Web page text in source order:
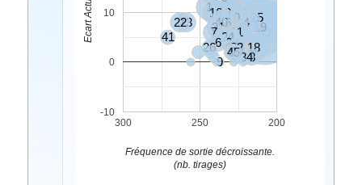
39
19
25
47
14
17
20
3
18
1
11
16
36
40
31
4
7
10
24
28
13
21
22
32
6
5 8
45
26
34
41
9
300 250 200
-10
0
10
Fréquence de sortie décroissante.
(nb. tirages)